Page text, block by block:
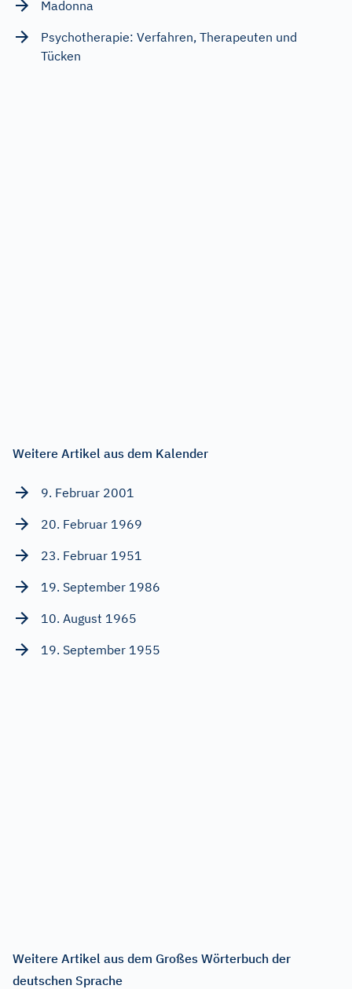
Madonna
Psychotherapie: Verfahren, Therapeuten und
Tücken
Weitere Artikel aus dem Kalender
9. Februar 2001
20. Februar 1969
23. Februar 1951
19. September 1986
10. August 1965
19. September 1955
Weitere Artikel aus dem Großes Wörterbuch der
deutschen Sprache